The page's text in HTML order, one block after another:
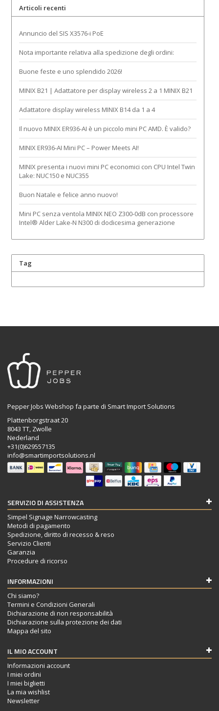
Articoli recenti
Annuncio del SIS X3576-i PoE
Nota importante relativa alla spedizione degli ordini:
Buone feste e uno splendido 2026!
MINIX B21 | Adattatore per display wireless 2 a 1 MINIX B21
Adattatore display wireless MINIX B14 da 1 a 4
Il nuovo MINIX ER936-AI è un piccolo mini PC AMD. È valido?
MINIX ER936-AI Mini PC – Power Meets AI!
MINIX presenta i nuovi mini PC economici con CPU Intel Twin
Lake: NUC150 e NUC355
Buon Natale e felice anno nuovo!
Mini PC senza ventola MINIX NEO Z300-0dB con processore
Intel® Alder Lake-N N300 di dodicesima generazione
Tag
Pepper Jobs Webshop fa parte di Smart Import Solutions
Plattenborgstraat 20
8043 TT, Zwolle
Nederland
+31(0)629557135
info@smartimportsolutions.nl
SERVIZIO DI ASSISTENZA
Simpel Signage Narrowcasting
Metodi di pagamento
Spedizione, diritto di recesso & reso
Servizio Clienti
Garanzia
Procedure di ricorso
INFORMAZIONI
Chi siamo?
Termini e Condizioni Generali
Dichiarazione di non responsabilità
Dichiarazione sulla protezione dei dati
Mappa del sito
IL MIO ACCOUNT
Informazioni account
I miei ordini
I miei biglietti
La mia wishlist
Newsletter